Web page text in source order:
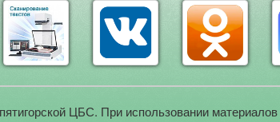
ЦБС. При использовании